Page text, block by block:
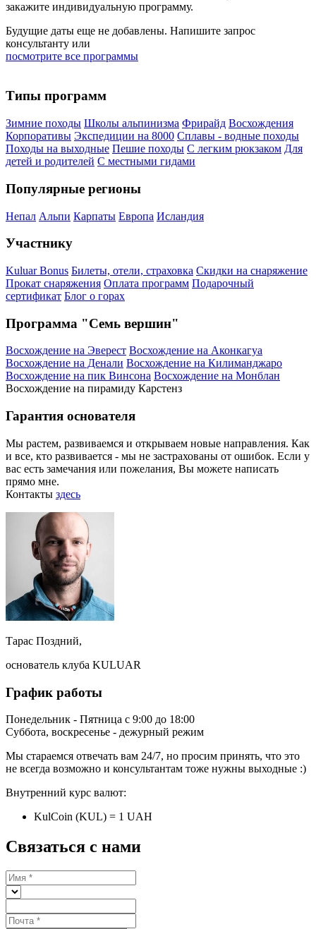
закажите индивидуальную программу.
Будущие даты еще не добавлены. Напишите запрос
консультанту или
посмотрите все программы
Типы программ
Зимние походы Школы альпинизма Фрирайд Восхождения
Корпоративы Экспедиции на 8000 Сплавы - водные походы
Походы на выходные Пешие походы С легким рюкзаком Для
детей и родителей С местными гидами
Популярные регионы
Непал Альпи Карпаты Европа Исландия
Участнику
Kuluar Bonus Билеты, отели, страховка Скидки на снаряжение
Прокат снаряжения Оплата программ Подарочный
сертификат Блог о горах
Программа "Семь вершин"
Восхождение на Эверест Восхождение на Аконкагуа
Восхождение на Денали Восхождение на Килиманджаро
Восхождение на пик Винсона Восхождение на Монблан
Восхождение на пирамиду Карстенз
Гарантия основателя
Мы растем, развиваемся и открываем новые направления. Как
и все, кто развивается - мы не застрахованы от ошибок. Если у
вас есть замечания или пожелания, Вы можете написать
прямо мне.
Контакты здесь
Тарас Поздний,
основатель клуба KULUAR
График работы
Понедельник - Пятница с 9:00 до 18:00
Суббота, воскресенье - дежурный режим
Мы стараемся отвечать вам 24/7, но просим принять, что это
не всегда возможно и консультантам тоже нужны выходные :)
Внутренний курс валют:
KulCoin (KUL) = 1 UAH
Связаться с нами